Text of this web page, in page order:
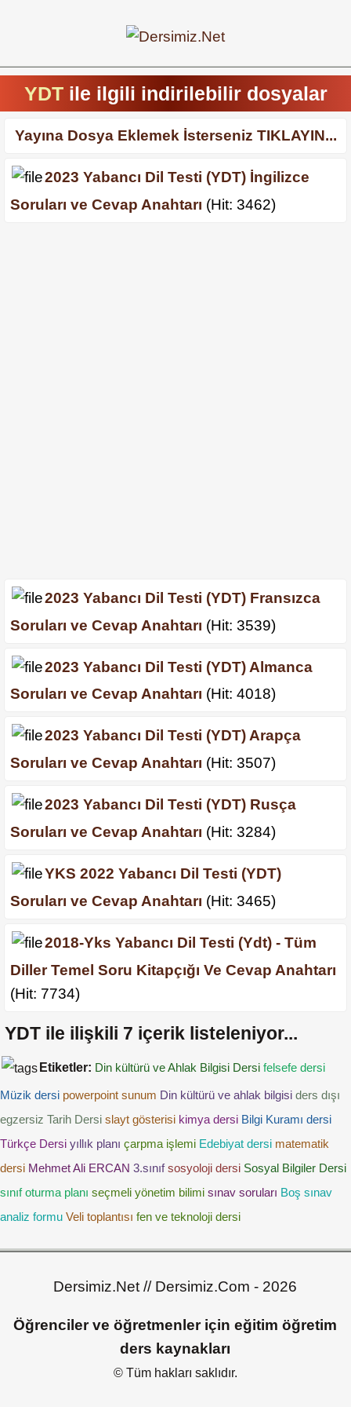
YDTile ilgili indirilebilir dosyalar
Yayına Dosya Eklemek İsterseniz TIKLAYIN...
2023 Yabancı Dil Testi (YDT) İngilizce
Soruları ve Cevap Anahtarı (Hit: 3462)
2023 Yabancı Dil Testi (YDT) Fransızca
Soruları ve Cevap Anahtarı (Hit: 3539)
2023 Yabancı Dil Testi (YDT) Almanca
Soruları ve Cevap Anahtarı (Hit: 4018)
2023 Yabancı Dil Testi (YDT) Arapça
Soruları ve Cevap Anahtarı (Hit: 3507)
2023 Yabancı Dil Testi (YDT) Rusça
Soruları ve Cevap Anahtarı (Hit: 3284)
YKS 2022 Yabancı Dil Testi (YDT)
Soruları ve Cevap Anahtarı (Hit: 3465)
2018-Yks Yabancı Dil Testi (Ydt) - Tüm
Diller Temel Soru Kitapçığı Ve Cevap Anahtarı
(Hit: 7734)
YDT ile ilişkili 7 içerik listeleniyor...
Etiketler: Din kültürü ve Ahlak Bilgisi Dersi felsefe dersi
Müzik dersi powerpoint sunum Din kültürü ve ahlak bilgisi ders dışı
egzersiz Tarih Dersi slayt gösterisi kimya dersi Bilgi Kuramı dersi
Türkçe Dersi yıllık planı çarpma işlemi Edebiyat dersi matematik
dersi Mehmet Ali ERCAN 3.sınıf sosyoloji dersi Sosyal Bilgiler Dersi
sınıf oturma planı seçmeli yönetim bilimi sınav soruları Boş sınav
analiz formu Veli toplantısı fen ve teknoloji dersi
Dersimiz.Net // Dersimiz.Com - 2026
Öğrenciler ve öğretmenler için eğitim öğretim
ders kaynakları
© Tüm hakları saklıdır.